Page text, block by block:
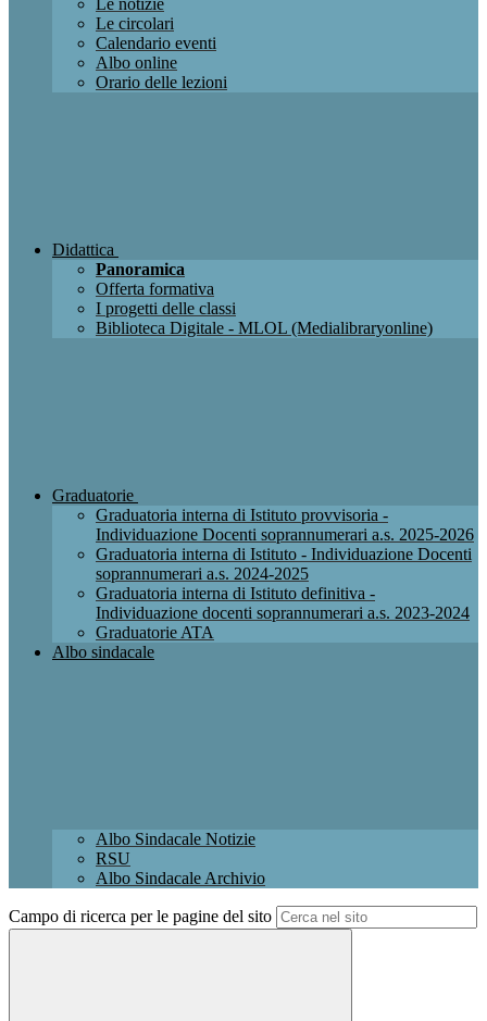
Le notizie
Le circolari
Calendario eventi
Albo online
Orario delle lezioni
Didattica
Panoramica
Offerta formativa
I progetti delle classi
Biblioteca Digitale - MLOL (Medialibraryonline)
Graduatorie
Graduatoria interna di Istituto provvisoria -
Individuazione Docenti soprannumerari a.s. 2025-2026
Graduatoria interna di Istituto - Individuazione Docenti
soprannumerari a.s. 2024-2025
Graduatoria interna di Istituto definitiva -
Individuazione docenti soprannumerari a.s. 2023-2024
Graduatorie ATA
Albo sindacale
Albo Sindacale Notizie
RSU
Albo Sindacale Archivio
Campo di ricerca per le pagine del sito